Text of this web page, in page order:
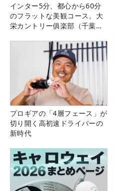
インター5分、都心から60分
のフラットな美観コース。大
栄カントリー俱楽部（千葉
プロギアの「4層フェース」が
切り開く高初速ドライバーの
新時代